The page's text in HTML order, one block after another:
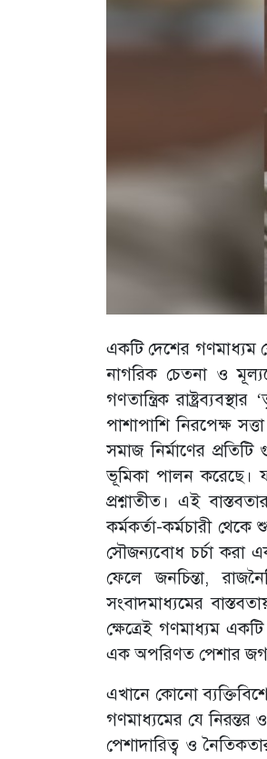
একটি দেশের গণমাধ্যম
নাগরিক চেতনা ও
গণতান্ত্রিক
পাশাপাশি নিরপেক্ষ
সমাজ নির্মাণের
ভূমিকা পালন করেছে।
প্রশ্নাতীত। এই
কর্মকর্তা-কর্মচারী
সৌজন্যবোধ চর্চা করা
ফেলে জনচিন্তা,
সংবাদমাধ্যমের
ক্ষেত্রেই গণমাধ্যম
এক অপরিণত পেশার
এখানে কোনো
গণমাধ্যমের যে
পেশাদারিত্ব ও